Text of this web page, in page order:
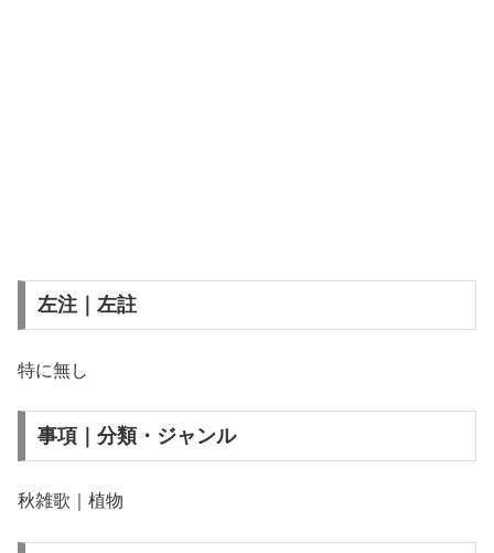
左注｜左註
特に無し
事項｜分類・ジャンル
秋雑歌｜植物